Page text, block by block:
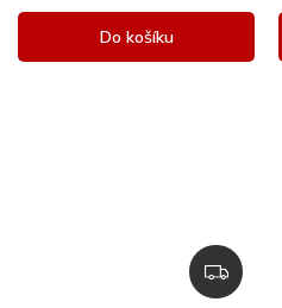
Do košíku
Z
D